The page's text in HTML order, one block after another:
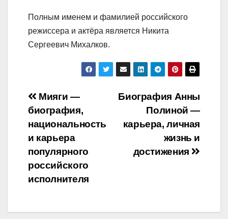
Полным именем и фамилией российского
режиссера и актёра является Никита
Сергеевич Михалков.
Навигация
по
записям
Биография Анны
Полиной —
карьера, личная
жизнь и
достижения
Мияги —
биография,
национальность
и карьера
популярного
российского
исполнителя